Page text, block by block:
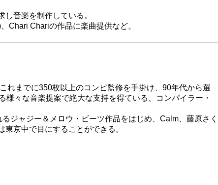
音楽を制作している。
Chari Chariの作品に楽曲提供など。
れまでに350枚以上のコンピ監修を手掛け、90年代から選
々な音楽提案で絶大な支持を得ている、コンパイラー・
ジャジー＆メロウ・ビーツ作品をはじめ、Calm、藤原さく
京中で目にすることができる。